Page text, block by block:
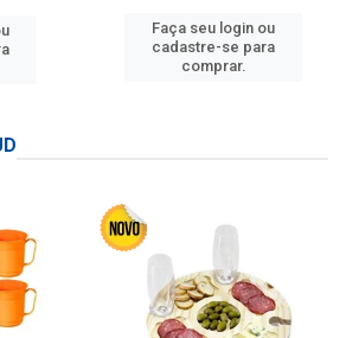
Faça seu login ou
cadastre-se para
comprar.